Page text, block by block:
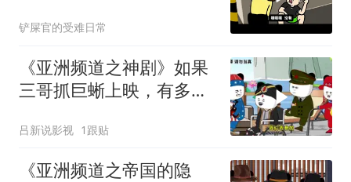
铲屎官的受难日常
《亚洲频道之神剧》如果
三哥抓巨蜥上映，有多少
吕新说影视 1跟贴
《亚洲频道之帝国的隐